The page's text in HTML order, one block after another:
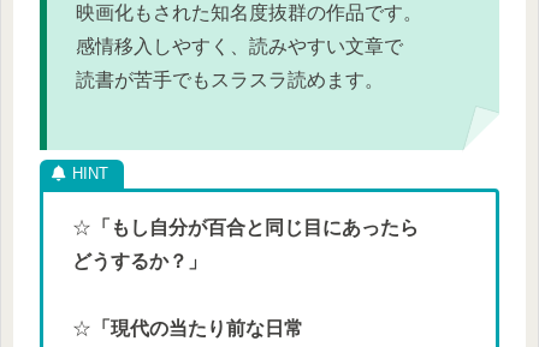
映画化もされた知名度抜群の作品です。
感情移入しやすく、読みやすい文章で
読書が苦手でもスラスラ読めます。
☆ 「もし自分が百合と同じ目にあったら
どうするか？」
☆ 「現代の当たり前な日常